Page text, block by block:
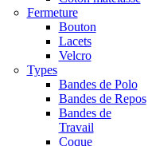
Fermeture
Bouton
Lacets
Velcro
Types
Bandes de Polo
Bandes de Repos
Bandes de
Travail
Coque